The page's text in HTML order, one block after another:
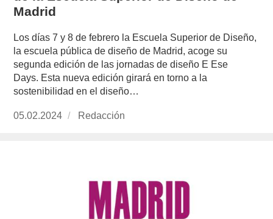
Madrid
Los días 7 y 8 de febrero la Escuela Superior de Diseño,
la escuela pública de diseño de Madrid, acoge su
segunda edición de las jornadas de diseño E Ese
Days. Esta nueva edición girará en torno a la
sostenibilidad en el diseño…
Publicado
05.02.2024 https://www.experimenta.es/author/redaccion/
Redacción